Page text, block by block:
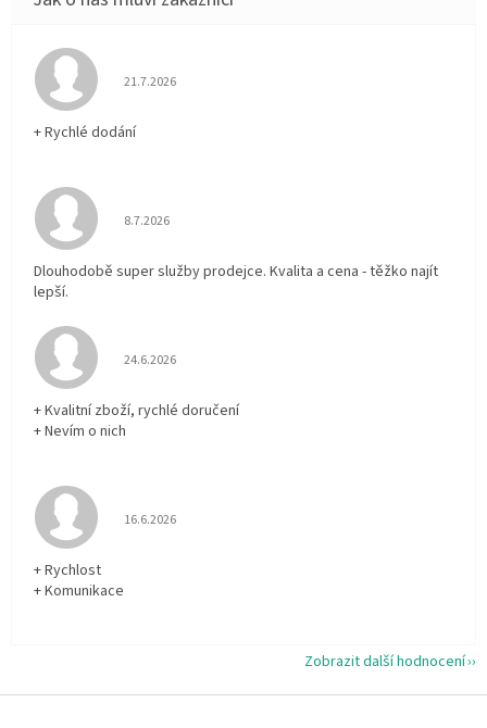
Hodnocení obchodu je 5 z 5 hvězdiček.
21.7.2026
+ Rychlé dodání
Hodnocení obchodu je 5 z 5 hvězdiček.
8.7.2026
Dlouhodobě super služby prodejce. Kvalita a cena - těžko najít
lepší.
Hodnocení obchodu je 5 z 5 hvězdiček.
24.6.2026
+ Kvalitní zboží, rychlé doručení
+ Nevím o nich
Hodnocení obchodu je 5 z 5 hvězdiček.
16.6.2026
+ Rychlost
+ Komunikace
Zobrazit další hodnocení